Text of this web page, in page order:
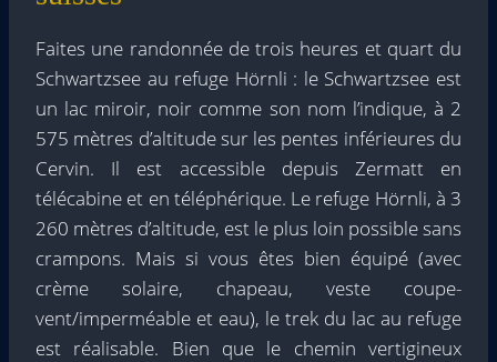
Faites une randonnée de trois heures et quart du
Schwartzsee au refuge Hörnli : le Schwartzsee est
un lac miroir, noir comme son nom l’indique, à 2
575 mètres d’altitude sur les pentes inférieures du
Cervin. Il est accessible depuis Zermatt en
télécabine et en téléphérique. Le refuge Hörnli, à 3
260 mètres d’altitude, est le plus loin possible sans
crampons. Mais si vous êtes bien équipé (avec
crème solaire, chapeau, veste coupe-
vent/imperméable et eau), le trek du lac au refuge
est réalisable. Bien que le chemin vertigineux